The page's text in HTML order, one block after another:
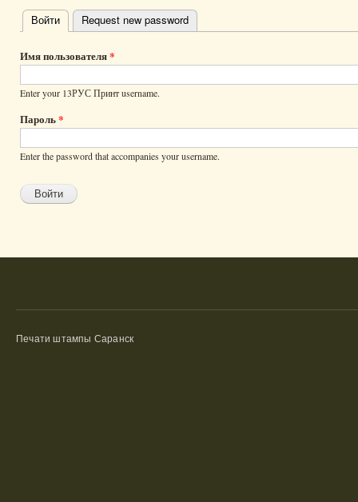
Главные
вкладки
Войти (активная вкладка)
Request new password
Имя пользователя*
Enter your 13РУС Принт username.
Пароль*
Enter the password that accompanies your username.
Печати штампы Саранск